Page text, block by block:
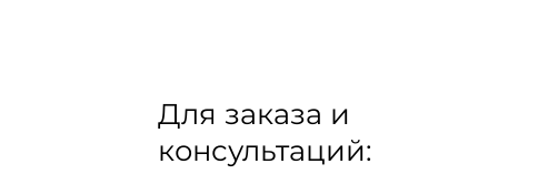
Для заказа и
консультаций: